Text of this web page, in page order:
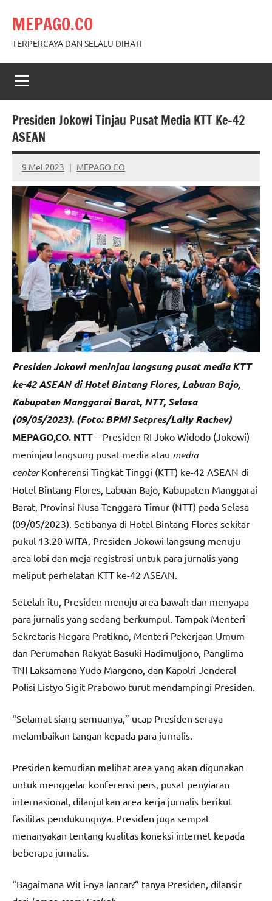
content
MEPAGO.CO
TERPERCAYA DAN SELALU DIHATI
Presiden Jokowi Tinjau Pusat Media KTT Ke-42
ASEAN
9 Mei 2023 MEPAGO CO
No
comments
Presiden Jokowi meninjau langsung pusat media KTT
ke-42 ASEAN di Hotel Bintang Flores, Labuan Bajo,
Kabupaten Manggarai Barat, NTT, Selasa
(09/05/2023). (Foto: BPMI Setpres/Laily Rachev)
MEPAGO,CO. NTT – Presiden RI Joko Widodo (Jokowi)
meninjau langsung pusat media atau media
centerKonferensi Tingkat Tinggi (KTT) ke-42 ASEAN di
Hotel Bintang Flores, Labuan Bajo, Kabupaten Manggarai
Barat, Provinsi Nusa Tenggara Timur (NTT) pada Selasa
(09/05/2023). Setibanya di Hotel Bintang Flores sekitar
pukul 13.20 WITA, Presiden Jokowi langsung menuju
area lobi dan meja registrasi untuk para jurnalis yang
meliput perhelatan KTT ke-42 ASEAN.
Setelah itu, Presiden menuju area bawah dan menyapa
para jurnalis yang sedang berkumpul. Tampak Menteri
Sekretaris Negara Pratikno, Menteri Pekerjaan Umum
dan Perumahan Rakyat Basuki Hadimuljono, Panglima
TNI Laksamana Yudo Margono, dan Kapolri Jenderal
Polisi Listyo Sigit Prabowo turut mendampingi Presiden.
“Selamat siang semuanya,” ucap Presiden seraya
melambaikan tangan kepada para jurnalis.
Presiden kemudian melihat area yang akan digunakan
untuk menggelar konferensi pers, pusat penyiaran
internasional, dilanjutkan area kerja jurnalis berikut
fasilitas pendukungnya. Presiden juga sempat
menanyakan tentang kualitas koneksi internet kepada
beberapa jurnalis.
“Bagaimana WiFi-nya lancar?” tanya Presiden, dilansir